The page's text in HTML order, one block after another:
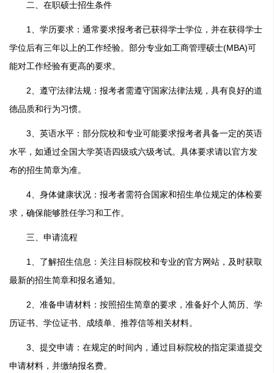
二、在职硕士招生条件
1、学历要求：通常要求报考者已获得学士学位，并在获得学士
学位后有三年以上的工作经验。部分专业如工商管理硕士(MBA)可
能对工作经验有更高的要求。
2、遵守法律法规：报考者需遵守国家法律法规，具有良好的道
德品质和行为习惯。
3、英语水平：部分院校和专业可能要求报考者具备一定的英语
水平，如通过全国大学英语四级或六级考试。具体要求请以官方发
布的招生简章为准。
4、身体健康状况：报考者需符合国家和招生单位规定的体检要
求，确保能够胜任学习和工作。
三、申请流程
1、了解招生信息：关注目标院校和专业的官方网站，及时获取
最新的招生简章和报名通知。
2、准备申请材料：按照招生简章的要求，准备好个人简历、学
历证书、学位证书、成绩单、推荐信等相关材料。
3、提交申请：在规定的时间内，通过目标院校的指定渠道提交
申请材料，并缴纳报名费。